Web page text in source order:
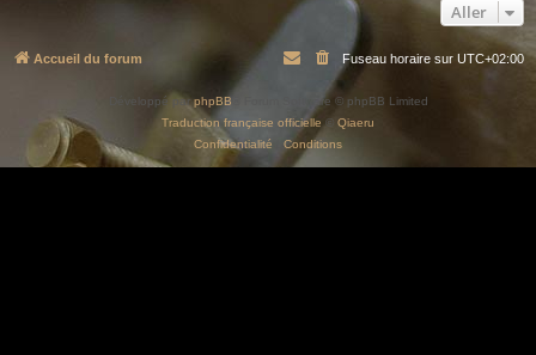
Aller
Accueil du forum Fuseau horaire sur UTC+02:00
Développé parphpBB ® Forum Software © phpBB Limited
Traduction française officielle © Qiaeru
Confidentialité
Conditions